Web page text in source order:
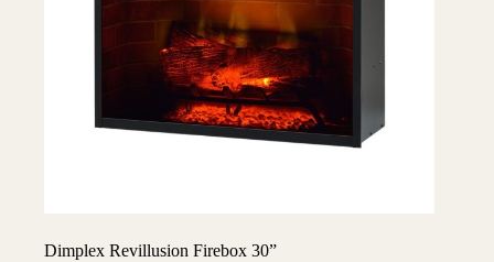
Dimplex Revillusion Firebox 30”